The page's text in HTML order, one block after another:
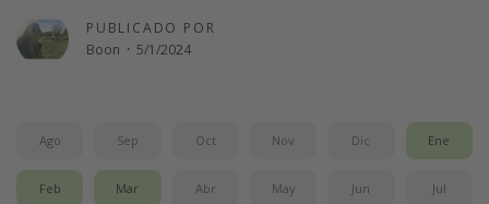
Más temas
Hoteles más hot de España
Guía de equipaje de mano
PUBLICADO POR
Boon · 5/1/2024
Ago Sep Oct Nov Dic Ene
Feb Mar Abr May Jun Jul